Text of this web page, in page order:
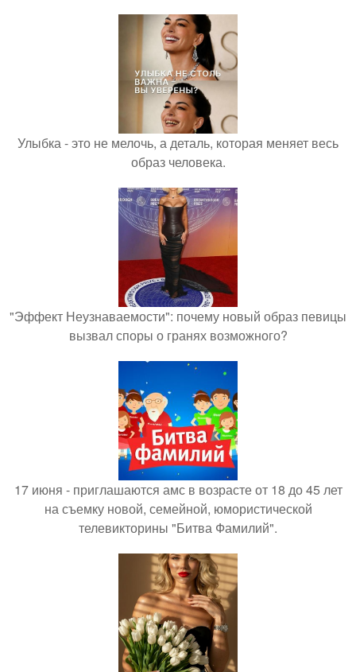
Улыбка - это не мелочь, а деталь, которая меняет весь
образ человека.
"Эффект Неузнаваемости": почему новый образ певицы
вызвал споры о гранях возможного?
17 июня - приглашаются амс в возрасте от 18 до 45 лет
на съемку новой, семейной, юмористической
телевикторины "Битва Фамилий".